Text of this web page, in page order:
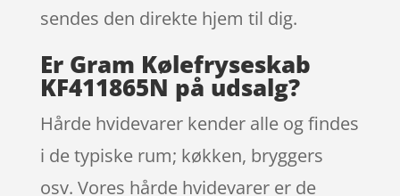
sendes den direkte hjem til dig.
Er Gram Kølefryseskab
KF411865N på udsalg?
Hårde hvidevarer kender alle og findes
i de typiske rum; køkken, bryggers
osv. Vores hårde hvidevarer er de